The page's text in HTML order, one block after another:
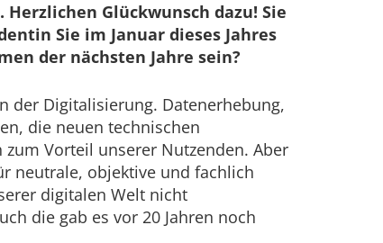
Glückwunsch dazu! Sie
Sie im Januar dieses Jahres
der nächsten Jahre sein?
der Digitalisierung. Datenerhebung,
die neuen technischen
Vorteil unserer Nutzenden. Aber
neutrale, objektive und fachlich
digitalen Welt nicht
die gab es vor 20 Jahren noch